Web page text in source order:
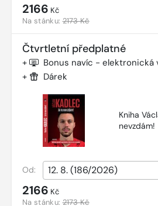
2166 Kč
Na stánku:2173 Kč
Čtvrtletní předplatné
+ Bonus navíc - elektronická
+ Dárek
Kniha
nevzdám!
Od:
2166 Kč
Na stánku:2173 Kč